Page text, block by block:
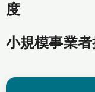
度
小規模事業